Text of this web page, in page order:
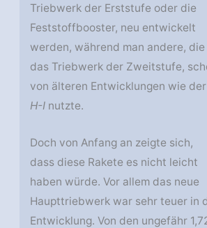
Triebwerk der Erststufe oder die
Feststoffbooster, neu entwickelt
werden, während man andere, die
das Triebwerk der Zweitstufe,
von älteren Entwicklungen wie der
H-I nutzte.
Doch von Anfang an zeigte sich,
dass diese Rakete es nicht leicht
haben würde. Vor allem das neue
Haupttriebwerk war sehr teuer in
Entwicklung. Von den ungefähr